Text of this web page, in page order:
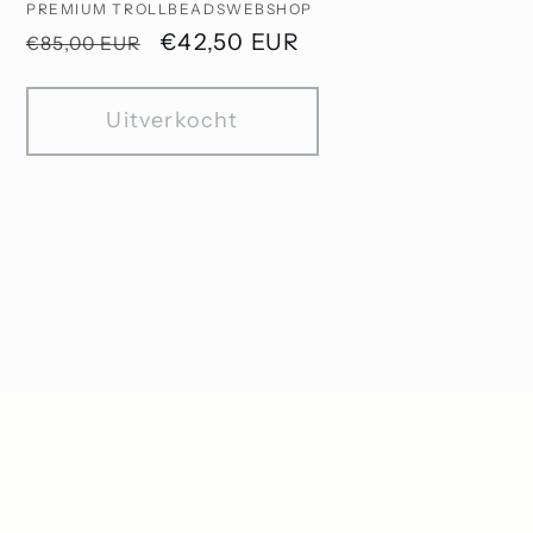
PREMIUM TROLLBEADSWEBSHOP
Normale
€85,00 EUR Aanbiedingsprijs
€42,50 EUR
Uitverkocht